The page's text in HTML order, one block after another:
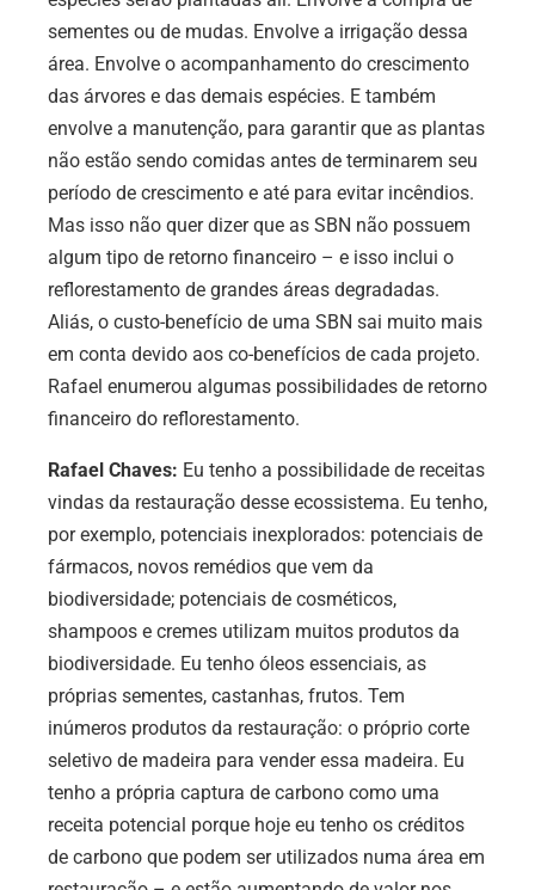
sementes ou de mudas. Envolve a irrigação dessa
área. Envolve o acompanhamento do crescimento
das árvores e das demais espécies. E também
envolve a manutenção, para garantir que as plantas
não estão sendo comidas antes de terminarem seu
período de crescimento e até para evitar incêndios.
Mas isso não quer dizer que as SBN não possuem
algum tipo de retorno financeiro – e isso inclui o
reflorestamento de grandes áreas degradadas.
Aliás, o custo-benefício de uma SBN sai muito mais
em conta devido aos co-benefícios de cada projeto.
Rafael enumerou algumas possibilidades de retorno
financeiro do reflorestamento.
Rafael Chaves: Eu tenho a possibilidade de receitas
vindas da restauração desse ecossistema. Eu tenho,
por exemplo, potenciais inexplorados: potenciais de
fármacos, novos remédios que vem da
biodiversidade; potenciais de cosméticos,
shampoos e cremes utilizam muitos produtos da
biodiversidade. Eu tenho óleos essenciais, as
próprias sementes, castanhas, frutos. Tem
inúmeros produtos da restauração: o próprio corte
seletivo de madeira para vender essa madeira. Eu
tenho a própria captura de carbono como uma
receita potencial porque hoje eu tenho os créditos
de carbono que podem ser utilizados numa área em